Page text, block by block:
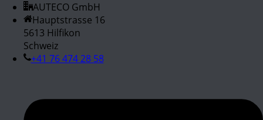
AUTECO GmbH
Hauptstrasse 16
5613 Hilfikon
Schweiz
+41 76 474 28 58